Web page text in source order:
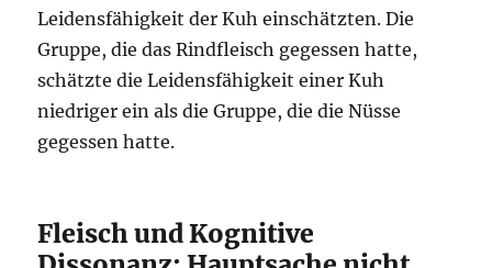
Leidensfähigkeit der Kuh einschätzten. Die
Gruppe, die das Rindfleisch gegessen hatte,
schätzte die Leidensfähigkeit einer Kuh
niedriger ein als die Gruppe, die die Nüsse
gegessen hatte.
Fleisch und Kognitive